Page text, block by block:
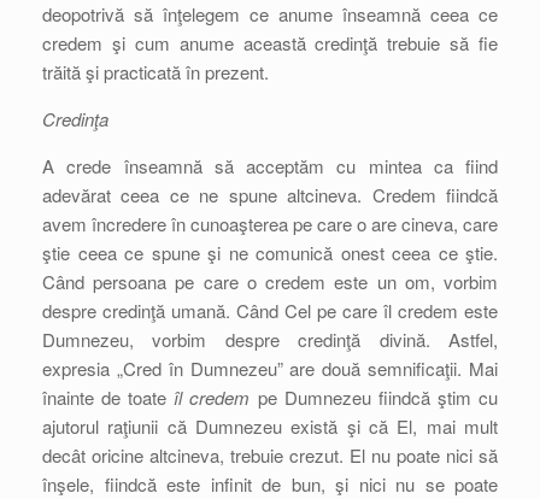
deopotrivă să înţelegem ce anume înseamnă ceea ce
credem şi cum anume această credinţă trebuie să fie
trăită şi practicată în prezent.
Credinţa
A crede înseamnă să acceptăm cu mintea ca fiind
adevărat ceea ce ne spune altcineva. Credem fiindcă
avem încredere în cunoaşterea pe care o are cineva, care
ştie ceea ce spune şi ne comunică onest ceea ce ştie.
Când persoana pe care o credem este un om, vorbim
despre credinţă umană. Când Cel pe care îl credem este
Dumnezeu, vorbim despre credinţă divină. Astfel,
expresia „Cred în Dumnezeu” are două semnificaţii. Mai
înainte de toate îl credem pe Dumnezeu fiindcă ştim cu
ajutorul raţiunii că Dumnezeu există şi că El, mai mult
decât oricine altcineva, trebuie crezut. El nu poate nici să
înşele, fiindcă este infinit de bun, şi nici nu se poate